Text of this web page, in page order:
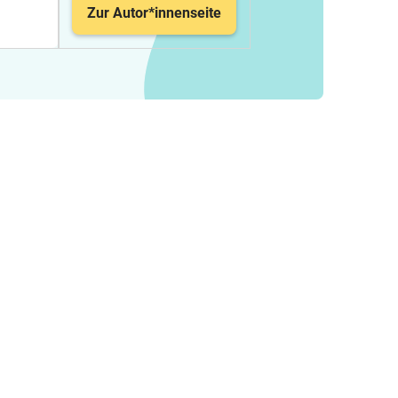
Zur Autor*innenseite